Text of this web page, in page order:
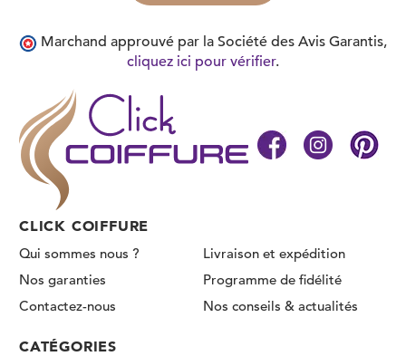
CLICK COIFFURE
Qui sommes nous ?
Livraison et expédition
Nos garanties
Programme de fidélité
Contactez-nous
Nos conseils & actualités
CATÉGORIES
Marchand approuvé par la Société des Avis Garantis,
cliquez ici pour vérifier.